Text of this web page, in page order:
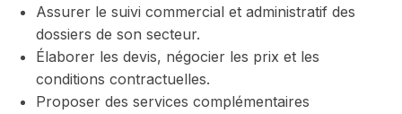
Assurer le suivi commercial et administratif des
dossiers de son secteur.
Élaborer les devis, négocier les prix et les
conditions contractuelles.
Proposer des services complémentaires